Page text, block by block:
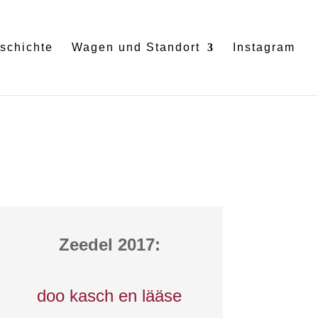
Wagen und Standort Instagram
Zeedel 2017:
doo kasch en lääse